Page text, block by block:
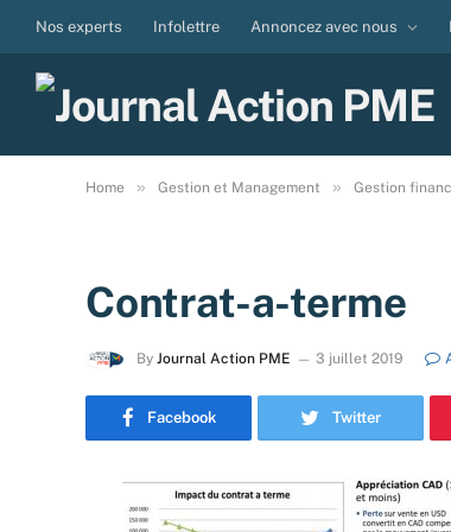
Nos experts Infolettre Annoncez avec nous
Home » Gestion et Management » Gestion
Contrat-a-terme
By Journal Action PME 3 juillet 2019
Facebook Twitter